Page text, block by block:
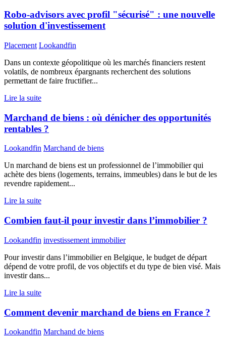
Robo-advisors avec profil "sécurisé" : une nouvelle
solution d'investissement
Placement Lookandfin
Dans un contexte géopolitique où les marchés financiers restent
volatils, de nombreux épargnants recherchent des solutions
permettant de faire fructifier...
Lire la suite
Marchand de biens : où dénicher des opportunités
rentables ?
Lookandfin Marchand de biens
Un marchand de biens est un professionnel de l’immobilier qui
achète des biens (logements, terrains, immeubles) dans le but de les
revendre rapidement...
Lire la suite
Combien faut-il pour investir dans l’immobilier ?
Lookandfin investissement immobilier
Pour investir dans l’immobilier en Belgique, le budget de départ
dépend de votre profil, de vos objectifs et du type de bien visé. Mais
investir dans...
Lire la suite
Comment devenir marchand de biens en France ?
Lookandfin Marchand de biens